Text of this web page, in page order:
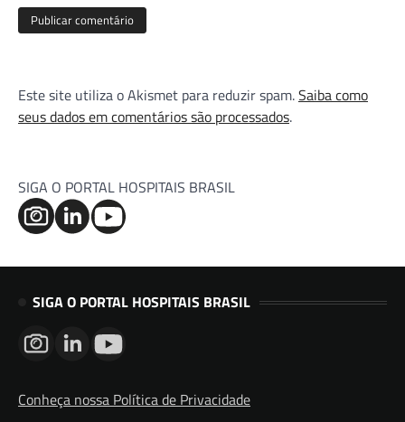
Este site utiliza o Akismet para reduzir spam.Saiba como
seus dados em comentários são processados.
SIGA O PORTAL HOSPITAIS BRASIL
SIGA O PORTAL HOSPITAIS BRASIL
Conheça nossa Política de Privacidade